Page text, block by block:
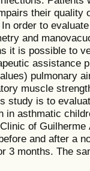
their quality
order to
and
it is possible to
assistance
pulmonary
muscle
study is to
in asthmatic
of
and after a
3 months. The